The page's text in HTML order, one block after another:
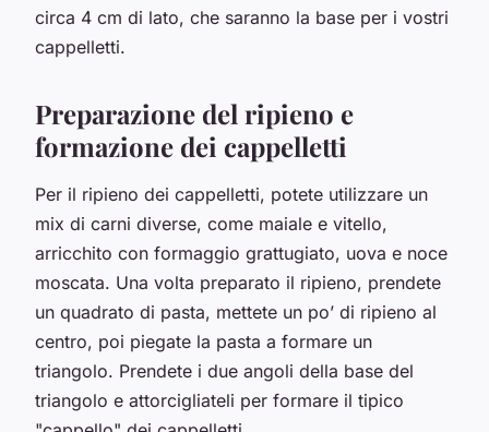
circa 4 cm di lato, che saranno la base per i vostri
cappelletti.
Preparazione del ripieno e
formazione dei cappelletti
Per il ripieno dei cappelletti, potete utilizzare un
mix di carni diverse, come maiale e vitello,
arricchito con formaggio grattugiato, uova e noce
moscata. Una volta preparato il ripieno, prendete
un quadrato di pasta, mettete un po’ di ripieno al
centro, poi piegate la pasta a formare un
triangolo. Prendete i due angoli della base del
triangolo e attorcigliateli per formare il tipico